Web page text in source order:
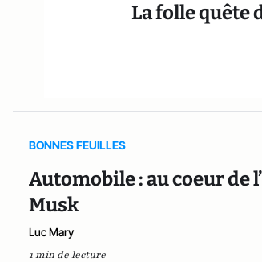
La folle quête
BONNES FEUILLES
Automobile : au coeur de
Musk
Luc Mary
1 min de lecture